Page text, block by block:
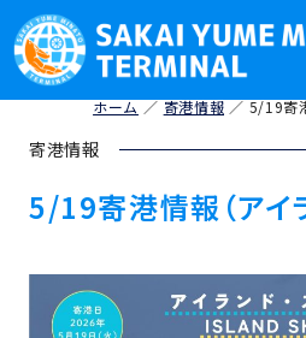
ホーム 寄港情報 5/19寄
寄港情報
5/19寄港情報（アイラ